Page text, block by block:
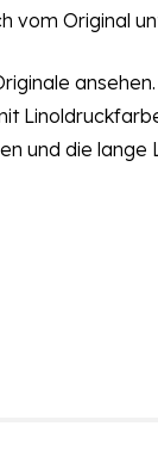
vom Original
und die lange